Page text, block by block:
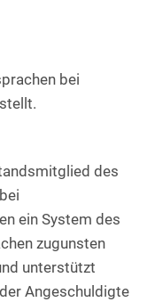
bei
des
ein System des
zugunsten
unterstützt
Angeschuldigte